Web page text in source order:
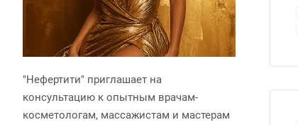
"Нефертити" приглашает на
консультацию к опытным врачам-
косметологам, массажистам и мастерам